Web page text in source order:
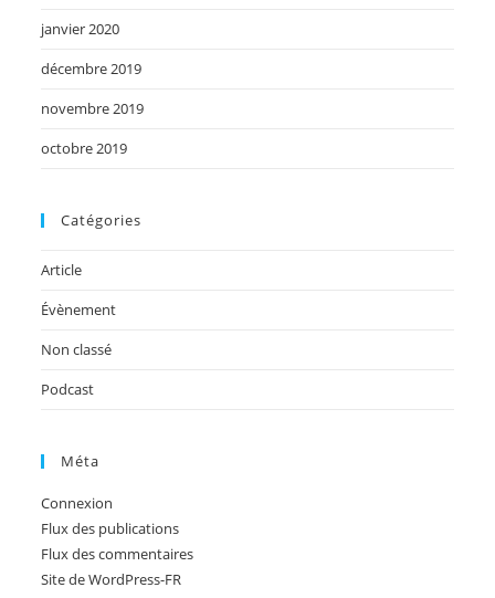
janvier 2020
décembre 2019
novembre 2019
octobre 2019
Catégories
Article
Évènement
Non classé
Podcast
Méta
Connexion
Flux des publications
Flux des commentaires
Site de WordPress-FR